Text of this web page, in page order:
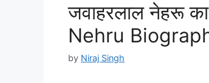
जवाहरलाल नेहरू
Nehru
by Niraj Singh